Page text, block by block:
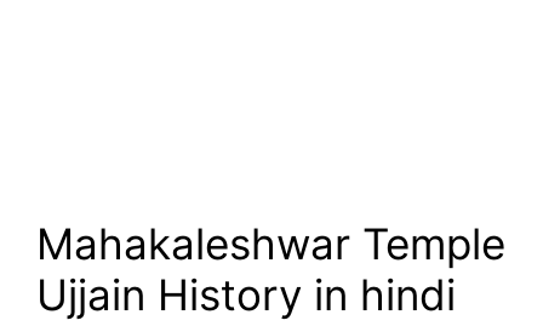
Mahakaleshwar Temple
Ujjain History in hindi